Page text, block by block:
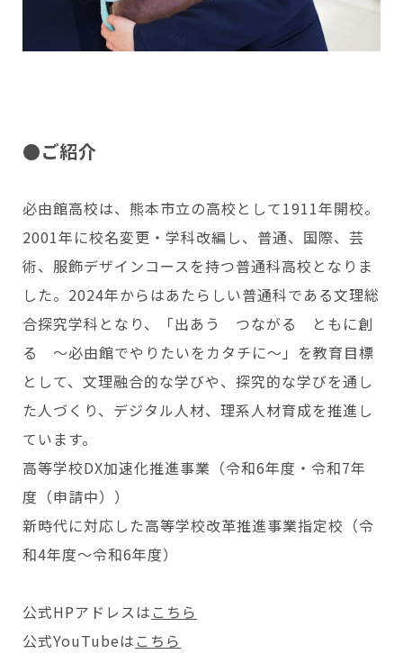
●ご紹介
必由館高校は、熊本市立の高校として1911年開校。
2001年に校名変更・学科改編し、普通、国際、芸
術、服飾デザインコースを持つ普通科高校となりま
した。2024年からはあたらしい普通科である文理総
合探究学科となり、「出あう つながる ともに創
る ～必由館でやりたいをカタチに～」を教育目標
として、文理融合的な学びや、探究的な学びを通し
た人づくり、デジタル人材、理系人材育成を推進し
ています。
高等学校DX加速化推進事業（令和6年度・令和7年
度（申請中））
新時代に対応した高等学校改革推進事業指定校（令
和4年度～令和6年度）
公式HPアドレスは こちら
公式YouTubeは こちら